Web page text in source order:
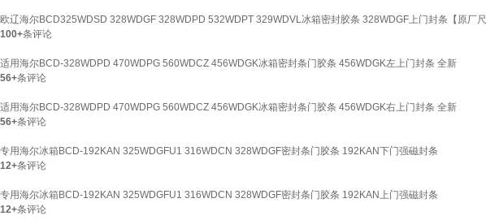
欧辽海尔BCD325WDSD 328WDGF 328WDPD 532WDPT 329WDVL冰箱密封胶条 328WDGF上门封条【原厂尺
100+条评论
适用海尔BCD-328WDPD 470WDPG 560WDCZ 456WDGK冰箱密封条门胶条 456WDGK左上门封条 全新
56+条评论
适用海尔BCD-328WDPD 470WDPG 560WDCZ 456WDGK冰箱密封条门胶条 456WDGK右上门封条 全新
56+条评论
专用海尔冰箱BCD-192KAN 325WDGFU1 316WDCN 328WDGF密封条门胶条 192KAN下门强磁封条
12+条评论
专用海尔冰箱BCD-192KAN 325WDGFU1 316WDCN 328WDGF密封条门胶条 192KAN上门强磁封条
12+条评论